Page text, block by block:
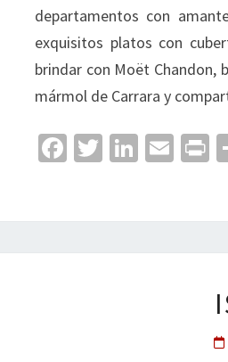
departamentos con
exquisitos platos con
brindar con Moët Chandon,
mármol de Carrara y
Fa
o
T
Li
n
E